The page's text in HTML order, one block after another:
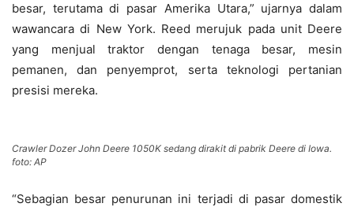
besar, terutama di pasar Amerika Utara,” ujarnya dalam
wawancara di New York. Reed merujuk pada unit Deere
yang menjual traktor dengan tenaga besar, mesin
pemanen, dan penyemprot, serta teknologi pertanian
presisi mereka.
Crawler Dozer John Deere 1050K sedang dirakit di pabrik Deere di Iowa.
foto: AP
“Sebagian besar penurunan ini terjadi di pasar domestik